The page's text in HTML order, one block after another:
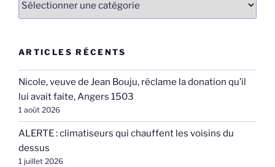
ARTICLES RÉCENTS
Nicole, veuve de Jean Bouju, réclame la donation qu’il
lui avait faite, Angers 1503
1 août 2026
ALERTE : climatiseurs qui chauffent les voisins du
dessus
1 juillet 2026